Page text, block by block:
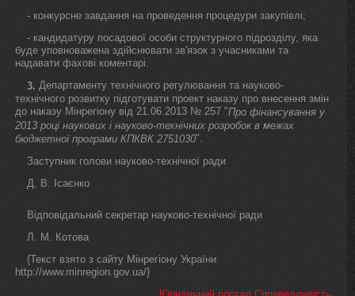
- конкурсне завдання на проведення процедури закупівлі;
- кандидатуру посадової особи структурного підрозділу, яка
буде уповноважена здійснювати зв'язок з учасниками та
надавати фахові коментарі.
3. Департаменту технічного регулювання та науково-
технічного розвитку підготувати проект наказу про внесення змін
до наказу Мінрегіону від 21.06.2013 № 257 "Про фінансування у
2013 році наукових і науково-технічних розробок в межах
бюджетної програми КПКВК 2751030".
Заступник голови науково-технічної ради
Д. В. Ісаєнко
Відповідальний секретар науково-технічної ради
Л. М. Котова
{Текст взято з сайту Мінрегіону України
http://www.minregion.gov.ua/}